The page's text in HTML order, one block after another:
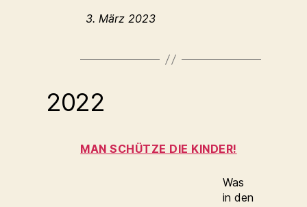
3. März 2023
2022
MAN SCHÜTZE DIE KINDER!
Was
in den